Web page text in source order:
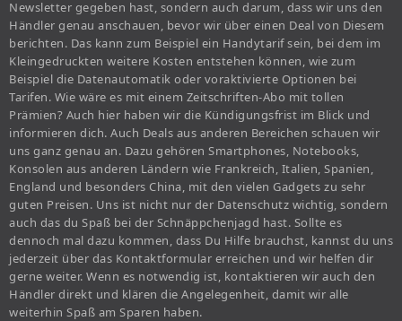
Newsletter gegeben hast, sondern auch darum, dass wir uns den
Händler genau anschauen, bevor wir über einen Deal von Diesem
berichten. Das kann zum Beispiel ein Handytarif sein, bei dem im
Kleingedruckten weitere Kosten entstehen können, wie zum
Beispiel die Datenautomatik oder voraktivierte Optionen bei
Tarifen. Wie wäre es mit einem Zeitschriften-Abo mit tollen
Prämien? Auch hier haben wir die Kündigungsfrist im Blick und
informieren dich. Auch Deals aus anderen Bereichen schauen wir
uns ganz genau an. Dazu gehören Smartphones, Notebooks,
Konsolen aus anderen Ländern wie Frankreich, Italien, Spanien,
England und besonders China, mit den vielen Gadgets zu sehr
guten Preisen. Uns ist nicht nur der Datenschutz wichtig, sondern
auch das du Spaß bei der Schnäppchenjagd hast. Sollte es
dennoch mal dazu kommen, dass Du Hilfe brauchst, kannst du uns
jederzeit über das Kontaktformular erreichen und wir helfen dir
gerne weiter. Wenn es notwendig ist, kontaktieren wir auch den
Händler direkt und klären die Angelegenheit, damit wir alle
weiterhin Spaß am Sparen haben.